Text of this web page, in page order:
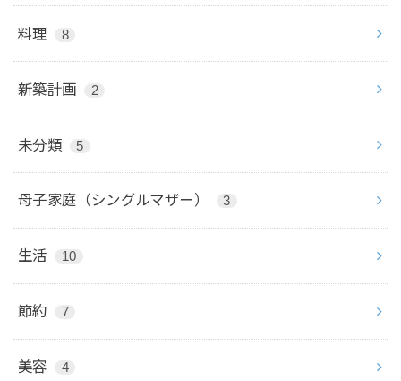
料理 8
新築計画 2
未分類 5
母子家庭（シングルマザー） 3
生活 10
節約 7
美容 4